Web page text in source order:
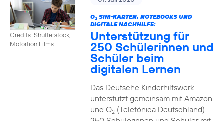
Credits: Shutterstock,
Motortion Films
O2SIM-KARTEN, NOTEBOOKS UND
DIGITALE NACHHILFE:
Unterstützung für
250 Schülerinnen und
Schüler beim
digitalen Lernen
Das Deutsche Kinderhilfswerk
unterstützt gemeinsam mit Amazon
und O2(Telefónica Deutschland)